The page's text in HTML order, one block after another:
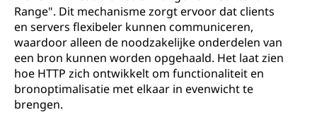
Range". Dit mechanisme zorgt ervoor dat clients
en servers flexibeler kunnen communiceren,
waardoor alleen de noodzakelijke onderdelen van
een bron kunnen worden opgehaald. Het laat zien
hoe HTTP zich ontwikkelt om functionaliteit en
bronoptimalisatie met elkaar in evenwicht te
brengen.